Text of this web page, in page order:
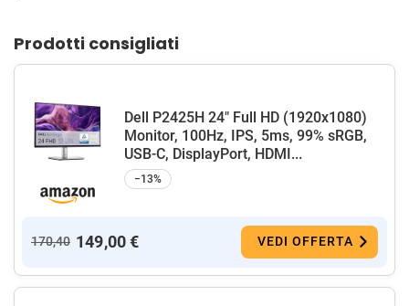
Prodotti consigliati
Dell P2425H 24" Full HD (1920x1080)
Monitor, 100Hz, IPS, 5ms, 99% sRGB,
USB-C, DisplayPort, HDMI...
−13%
170,40 149,00 € VEDI OFFERTA